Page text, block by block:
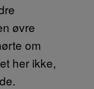
øvre
om
her ikke,